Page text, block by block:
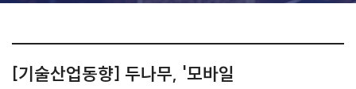
[기술산업동향] 두나무, '모바일